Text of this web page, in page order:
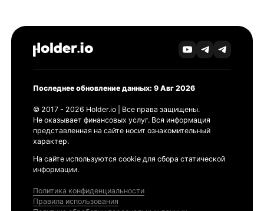
Последнее обновление данных: 9 Авг 2026
© 2017 - 2026 Holder.io | Все права защищены.
Не оказывает финансовых услуг. Вся информация
представленная на сайте носит ознакомительный
характер.
На сайте используются cookie для сбора статической
информации.
Политика конфиденциальности
Правила использования